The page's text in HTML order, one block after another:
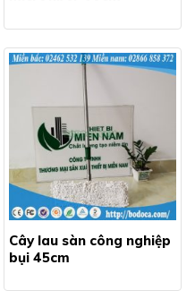
Cây lau sàn công nghiệp
bụi 45cm